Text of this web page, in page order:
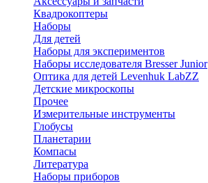
Квадрокоптеры
Наборы
Для детей
Наборы для экспериментов
Наборы исследователя Bresser Junior
Оптика для детей Levenhuk LabZZ
Детские микроскопы
Прочее
Измерительные инструменты
Глобусы
Планетарии
Компасы
Литература
Наборы приборов